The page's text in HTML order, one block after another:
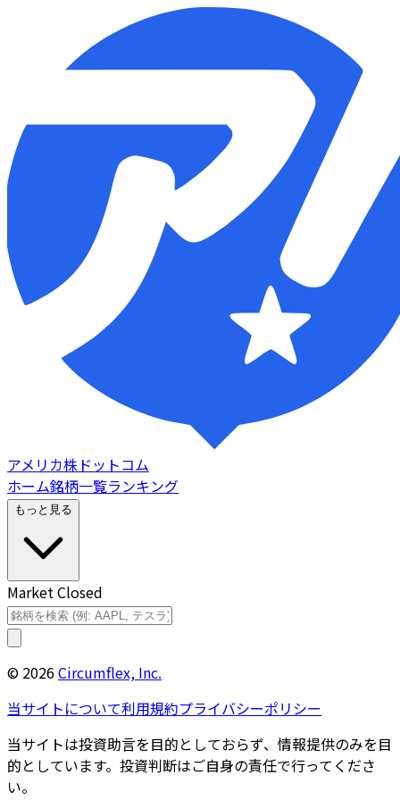
アメリカ株ドットコム
ホーム銘柄一覧ランキング
もっと見る
Market Closed
© 2026Circumflex, Inc.
当サイトについて利用規約プライバシーポリシー
当サイトは投資助言を目的としておらず、情報提供のみを目
的としています。投資判断はご自身の責任で行ってくださ
い。